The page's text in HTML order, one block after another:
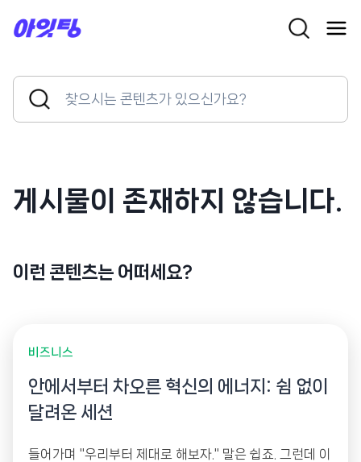
Search
Search
Button
게시물이 존재하지 않습니다.
이런 콘텐츠는 어떠세요?
비즈니스
안에서부터 차오른 혁신의 에너지: 쉼 없이
달려온 세션
들어가며 "우리부터 제대로 해보자." 말은 쉽죠. 그런데 이